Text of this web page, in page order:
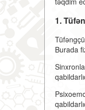
1.
Burada